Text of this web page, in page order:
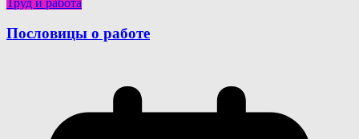
Пословицы о работе